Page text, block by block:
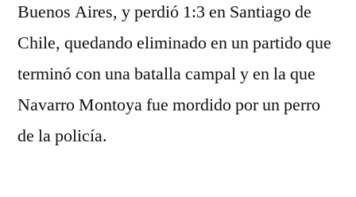
Buenos Aires, y perdió 1:3 en Santiago de
Chile, quedando eliminado en un partido que
terminó con una batalla campal y en la que
Navarro Montoya fue mordido por un perro
de la policía.